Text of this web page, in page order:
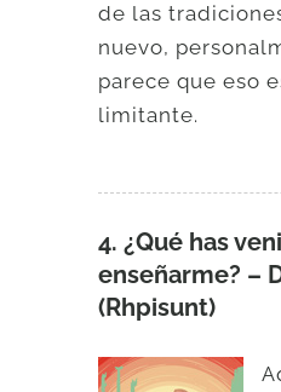
de las
nuevo,
parece que eso
limitante.
4. ¿Qué has
enseñarme? –
(Rhpisunt)